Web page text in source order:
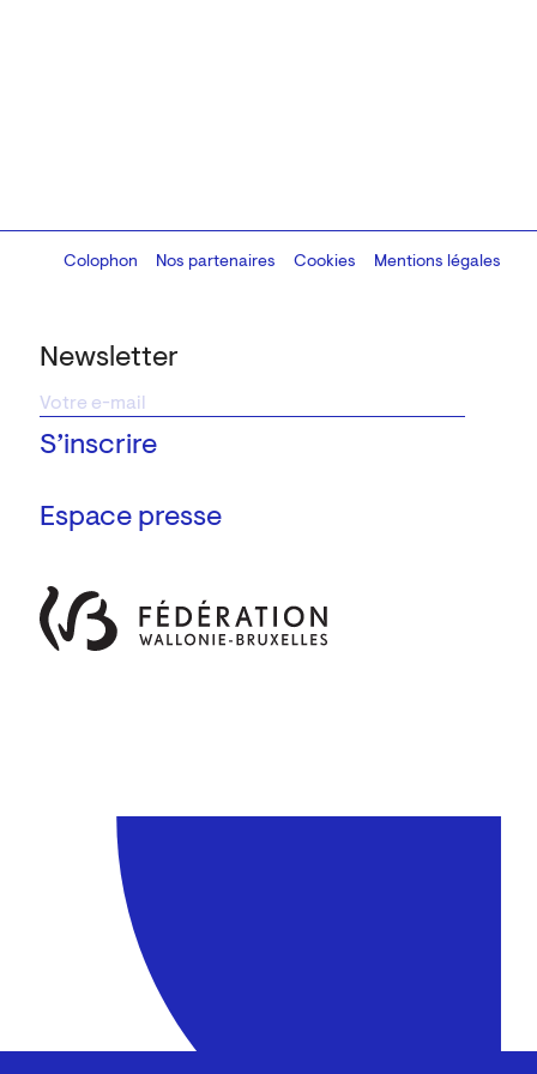
Newsletter
Espace presse
Colophon
Design:Marcel Kaczmarek, code:8080.studio
Nos partenaires Cookies Mentions légales